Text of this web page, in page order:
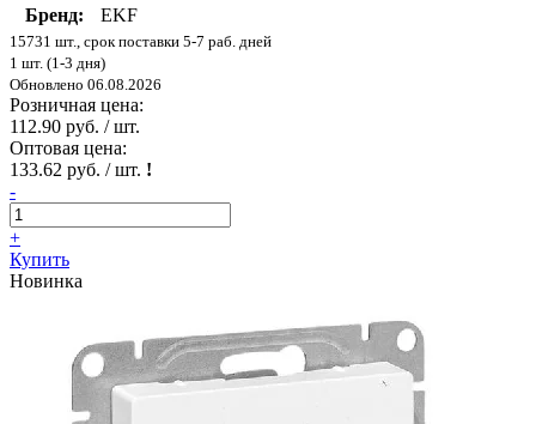
Бренд:
EKF
15731 шт., срок поставки 5-7 раб. дней
1 шт. (1-3 дня)
Обновлено 06.08.2026
Розничная цена:
112.90 руб. / шт.
Оптовая цена:
133.62 руб. / шт. !
-
+
Купить
Новинка